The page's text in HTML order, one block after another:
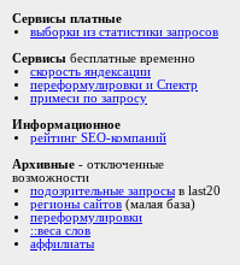
Сервисы платные
выборки из статистики запросов
Сервисы бесплатные временно
скорость яндексации
переформулировки и Спектр
примеси по запросу
Информационное
рейтинг SEO-компаний
Архивные - отключенные
возможности
подозрительные запросы в last20
регионы сайтов (малая база)
переформулировки
::веса слов
аффилиаты